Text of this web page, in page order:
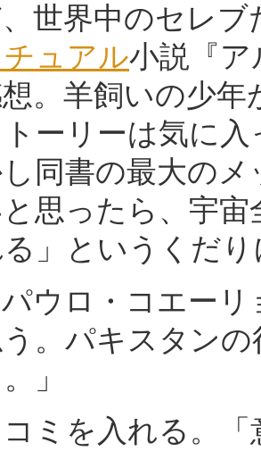
世界中のセレ
ュアル小説『
。羊飼いの少
ーリーは気に
同書の最大の
思ったら、宇
」というくだ
パウロ・コエー
。パキスタン
」
ミを入れる。「